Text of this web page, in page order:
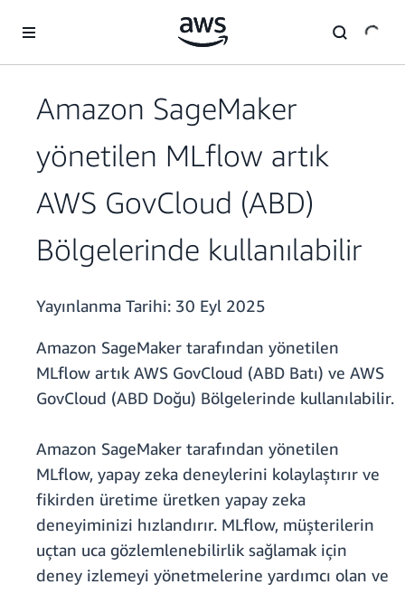
Amazon SageMaker
yönetilen MLflow artık
AWS GovCloud (ABD)
Bölgelerinde kullanılabilir
Yayınlanma Tarihi: 30 Eyl 2025
Amazon SageMaker tarafından yönetilen
MLflow artık AWS GovCloud (ABD Batı) ve AWS
GovCloud (ABD Doğu) Bölgelerinde kullanılabilir.
Amazon SageMaker tarafından yönetilen
MLflow, yapay zeka deneylerini kolaylaştırır ve
fikirden üretime üretken yapay zeka
deneyiminizi hızlandırır. MLflow, müşterilerin
uçtan uca gözlemlenebilirlik sağlamak için
deney izlemeyi yönetmelerine yardımcı olan ve